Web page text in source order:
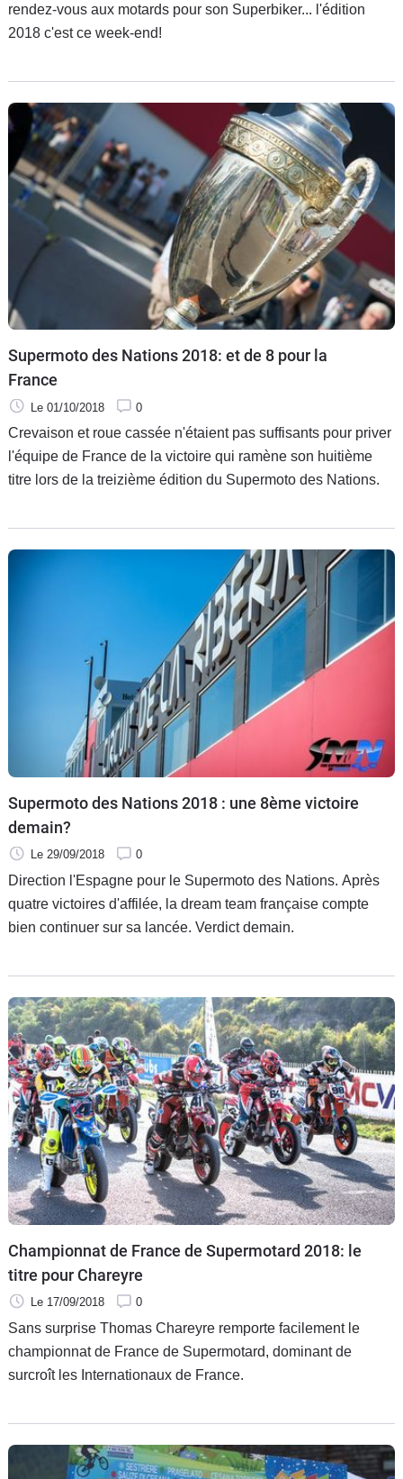
rendez-vous aux motards pour son Superbiker... l'édition
2018 c'est ce week-end!
Supermoto des Nations 2018: et de 8 pour la
France
Le 01/10/2018 0
Crevaison et roue cassée n'étaient pas suffisants pour priver
l'équipe de France de la victoire qui ramène son huitième
titre lors de la treizième édition du Supermoto des Nations.
Supermoto des Nations 2018 : une 8ème victoire
demain?
Le 29/09/2018 0
Direction l'Espagne pour le Supermoto des Nations. Après
quatre victoires d'affilée, la dream team française compte
bien continuer sur sa lancée. Verdict demain.
Championnat de France de Supermotard 2018: le
titre pour Chareyre
Le 17/09/2018 0
Sans surprise Thomas Chareyre remporte facilement le
championnat de France de Supermotard, dominant de
surcroît les Internationaux de France.